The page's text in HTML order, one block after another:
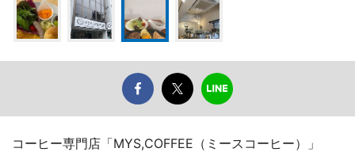
コーヒー専門店「MYS,COFFEE（ミースコーヒー）」